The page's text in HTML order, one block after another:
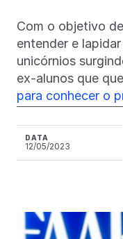
Com o objetivo
entender e
unicórnios
ex-alunos que
para conhecer o
DATA
12/05/2023